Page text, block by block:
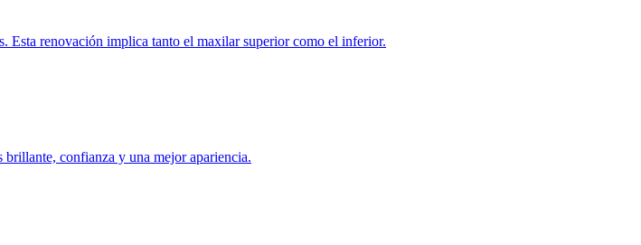
Esta renovación implica tanto el maxilar superior como el inferior.
brillante, confianza y una mejor apariencia.